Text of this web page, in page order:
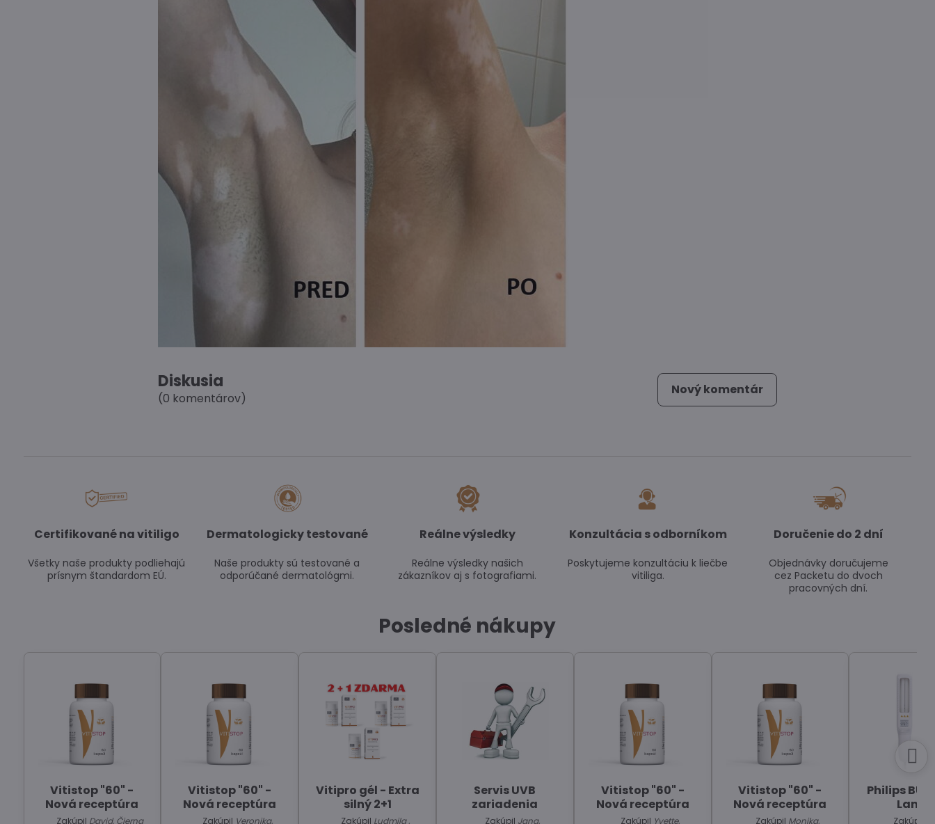
Diskusia
(0 komentárov)
Nový komentár
Certifikované na vitiligo
Všetky naše produkty podliehajú
prísnym štandardom EÚ.
Dermatologicky testované
Naše produkty sú testované a
odporúčané dermatológmi.
Reálne výsledky
Reálne výsledky našich
zákazníkov aj s fotografiami.
Konzultácia s odborníkom
Poskytujeme konzultáciu k liečbe
vitiliga.
Doručenie do 2 dní
Objednávky doručujeme
cez Packetu do dvoch
pracovných dní.
Posledné nákupy
Vitistop "60" -
Nová receptúra
Zakúpil David, Čierna
Vitistop "60" -
Nová receptúra
Zakúpil Veronika,
Vitipro gél - Extra
silný 2+1
Zakúpil Ludmila ,
Servis UVB
zariadenia
Zakúpil Jana,
Vitistop "60" -
Nová receptúra
Zakúpil Yvette,
Vitistop "60" -
Nová receptúra
Zakúpil Monika,
Philips BU-
Zakúpil